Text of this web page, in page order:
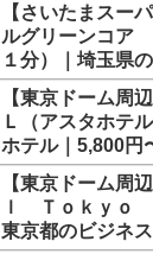
【さいたまスー
ルグリーンコア
１分）｜埼玉県
【東京ドーム周
Ｌ（アスタホテ
ホテル｜5,800円
【東京ドーム周
ｌ Ｔｏｋｙｏ
東京都のビジネ